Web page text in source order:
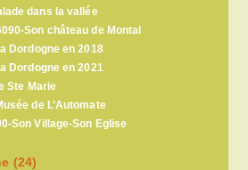
dans la vallée
Son château de Montal
Dordogne en 2018
Dordogne en 2021
Ste Marie
de L’Automate
Son Village-Son Eglise
(24)